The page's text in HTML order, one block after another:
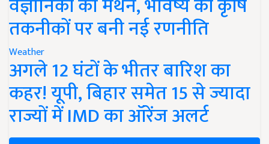
तकनीकों पर बनी नई रणनीति
Weather
अगले 12 घंटों के भीतर बारिश का
कहर! यूपी, बिहार समेत 15 से ज्यादा
राज्यों में IMD का ऑरेंज अलर्ट